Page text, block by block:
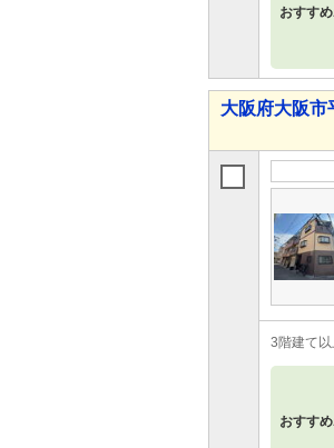
おすす
大阪府大阪市
3階建て以
おすす